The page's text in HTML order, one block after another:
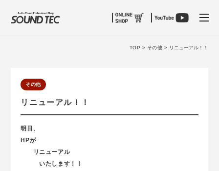
TOP > その他 > リニューアル！！
その他
リニューアル！！
明日、
HPが
リニューアル
いたします！！